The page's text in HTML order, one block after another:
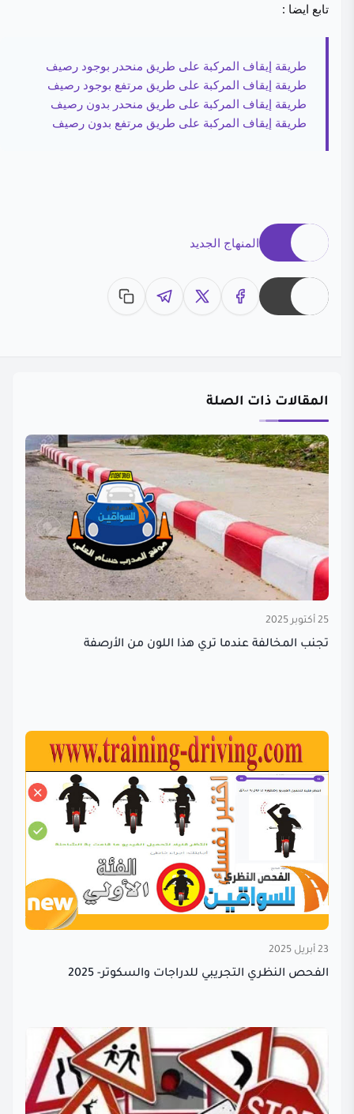
تابع ايضا :
طريقة إيقاف المركبة على طريق منحدر بوجود رصيف
طريقة إيقاف المركبة على طريق مرتفع بوجود رصيف
طريقة إيقاف المركبة على طريق منحدر بدون رصيف
طريقة إيقاف المركبة على طريق مرتفع بدون رصيف
المنهاج الجديد
المقالات ذات الصلة
25 أكتوبر 2025
تجنب المخالفة عندما تري هذا اللون من الأرصفة
23 أبريل 2025
الفحص النظري التجريبي للدراجات والسكوتر- 2025